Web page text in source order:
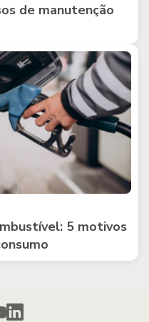
de manutenção
5 motivos